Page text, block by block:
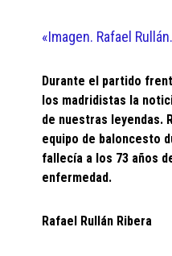
«Imagen. Rafael
Durante el partido
los madridistas la
de nuestras leyendas.
equipo de baloncesto
fallecía a los 73 años
enfermedad.
Rafael Rullán Ribera